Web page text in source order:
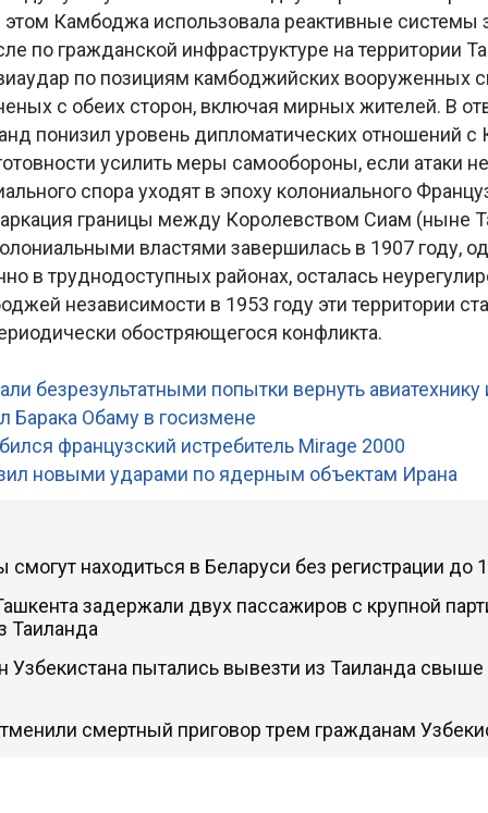
этом Камбоджа использовала реактивные системы
по гражданской инфраструктуре на территории
по позициям камбоджийских вооруженных
с обеих сторон, включая мирных жителей. В
понизил уровень дипломатических отношений
усилить меры самообороны, если атаки
спора уходят в эпоху колониального
границы между Королевством Сиам (ныне
властями завершилась в 1907 году,
в труднодоступных районах, осталась
независимости в 1953 году эти территории
обостряющегося конфликта.
безрезультатными попытки вернуть авиатехнику
Барака Обаму в госизмене
французский истребитель Mirage 2000
новыми ударами по ядерным объектам Ирана
смогут находиться в Беларуси без регистрации до
задержали двух пассажиров с крупной
Таиланда
Узбекистана пытались вывезти из Таиланда свыше
смертный приговор трем гражданам